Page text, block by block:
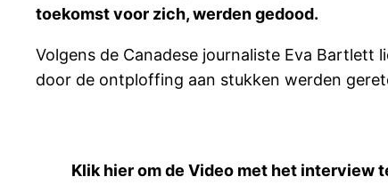
toekomst voor zich, werden gedood.
Volgens de Canadese journaliste Eva Bartlett
door de ontploffing aan stukken werden
Klik hier om de Video met het interview